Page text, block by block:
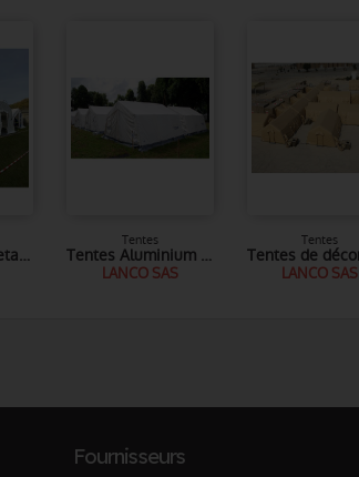
Tentes de sauvetage pliables FRZ PRO
Tentes
Tentes Aluminium SG
LANCO SAS
Tentes
LANCO SAS
Fournisseurs